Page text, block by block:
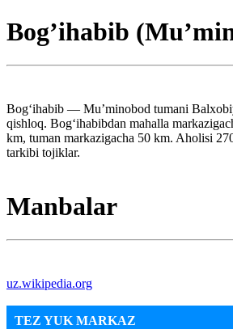
Bog’ihabib
Bogʻihabib — Muʼminobod tumani
qishloq. Bogʻihabibdan mahalla
km, tuman markazigacha 50 km. Aholisi
tarkibi tojiklar.
Manbalar
uz.wikipedia.org
TEZ YUK MARKAZ